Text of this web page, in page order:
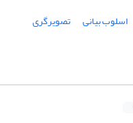
اسلوب بیانی
تصویرگری